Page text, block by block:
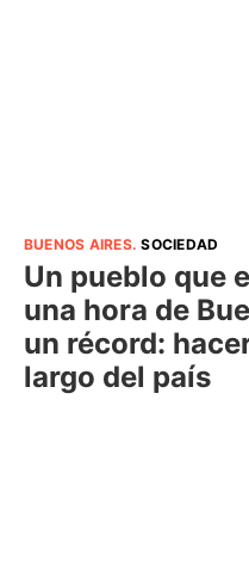
BUENOS AIRES.SOCIEDAD
Un pueblo que
una hora de
un récord:
largo del país